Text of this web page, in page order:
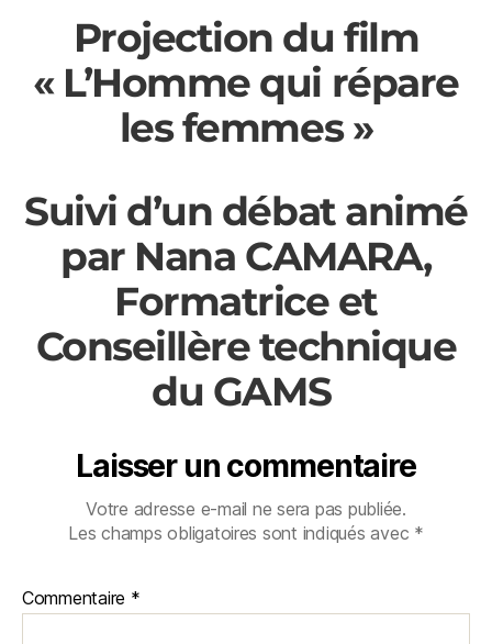
Projection du film
« L’Homme qui répare
les femmes »
Suivi d’un débat animé
par Nana CAMARA,
Formatrice et
Conseillère technique
du GAMS
Laisser un commentaire
Votre adresse e-mail ne sera pas publiée.
Les champs obligatoires sont indiqués avec *
Commentaire *